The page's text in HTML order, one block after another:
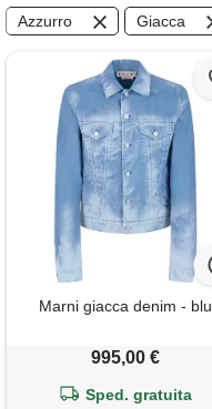
Azzurro Giacca
Marni giacca denim - blu
995,00 €
Sped. gratuita